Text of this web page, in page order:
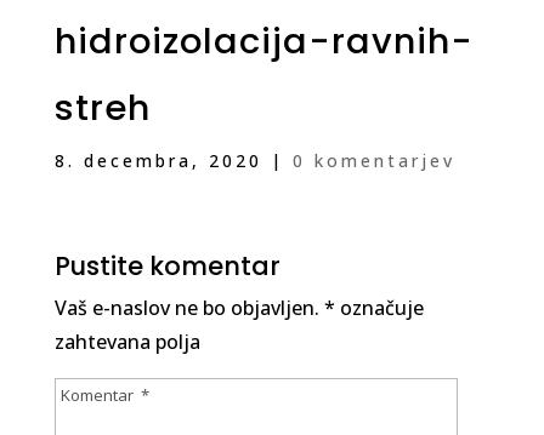
hidroizolacija-ravnih-
streh
8. decembra, 2020 | 0 komentarjev
Pustite komentar
Vaš e-naslov ne bo objavljen. * označuje
zahtevana polja